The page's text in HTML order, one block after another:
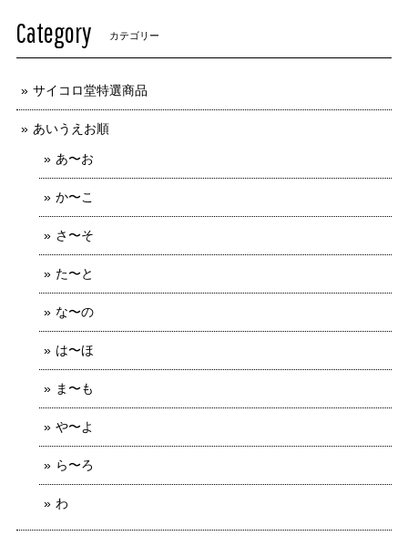
Category カテゴリー
サイコロ堂特選商品
あいうえお順
あ〜お
か〜こ
さ〜そ
た〜と
な〜の
は〜ほ
ま〜も
や〜よ
ら〜ろ
わ